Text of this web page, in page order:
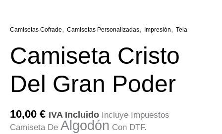
Camisetas Cofrade, Camisetas Personalizadas, Impresión, Tela
Camiseta Cristo
Del Gran Poder
10,00 € IVA Incluido Incluye Impuestos
Camiseta De Algodón Con DTF.